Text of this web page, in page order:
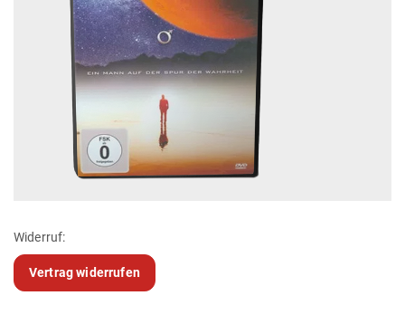
Widerruf:
Vertrag widerrufen